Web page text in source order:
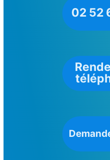
02 52